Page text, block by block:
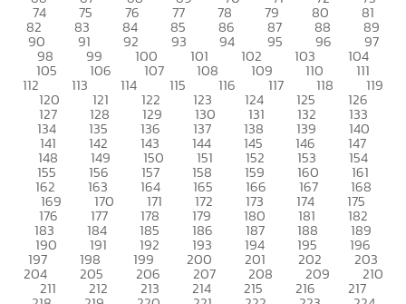
74 75 76 77 78 79 80 81
82 83 84 85 86 87 88 89
90 91 92 93 94 95 96 97
98 99 100 101 102 103 104
105 106 107 108 109 110 111
112 113 114 115 116 117 118 119
120 121 122 123 124 125 126
127 128 129 130 131 132 133
134 135 136 137 138 139 140
141 142 143 144 145 146 147
148 149 150 151 152 153 154
155 156 157 158 159 160 161
162 163 164 165 166 167 168
169 170 171 172 173 174 175
176 177 178 179 180 181 182
183 184 185 186 187 188 189
190 191 192 193 194 195 196
197 198 199 200 201 202 203
204 205 206 207 208 209 210
211 212 213 214 215 216 217